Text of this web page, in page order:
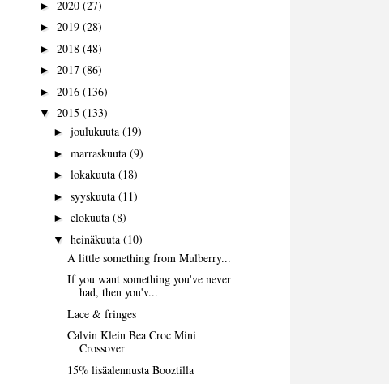
► 2020 (27)
► 2019 (28)
► 2018 (48)
► 2017 (86)
► 2016 (136)
▼ 2015 (133)
► joulukuuta (19)
► marraskuuta (9)
► lokakuuta (18)
► syyskuuta (11)
► elokuuta (8)
▼ heinäkuuta (10)
A little something from Mulberry...
If you want something you've never
had, then you'v...
Lace & fringes
Calvin Klein Bea Croc Mini
Crossover
15% lisäalennusta Booztilla